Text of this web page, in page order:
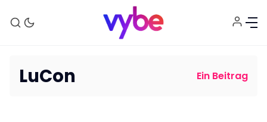
LuCon Ein Beitrag